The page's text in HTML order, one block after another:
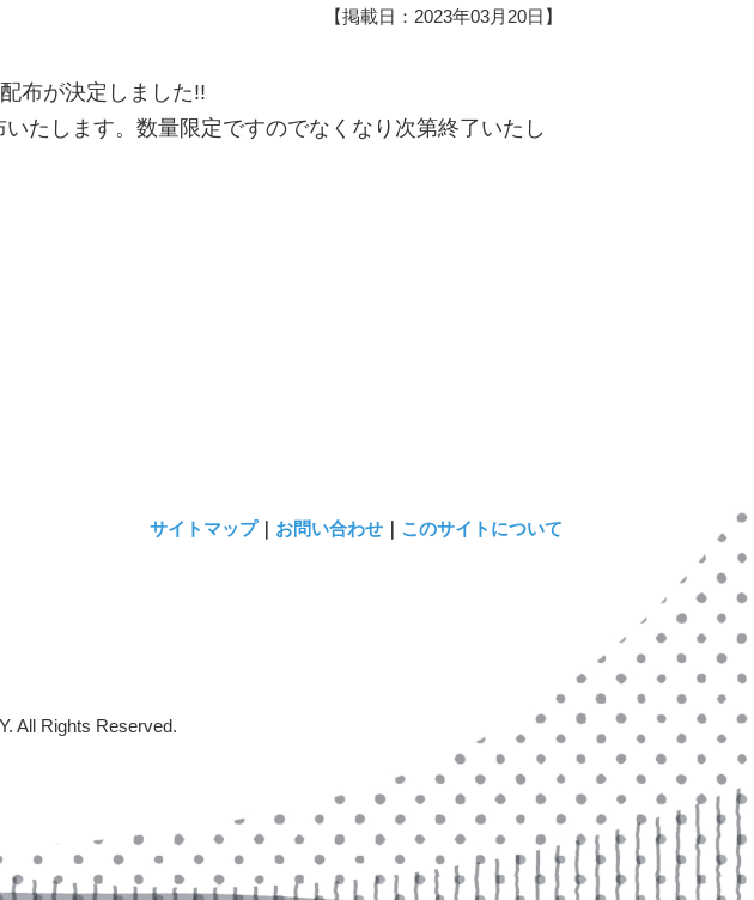
【掲載日：2023年03月20日】
布が決定しました!!
たします。数量限定ですのでなくなり次第終了いたし
サイトマップ｜ お問い合わせ ｜ このサイトについて
All Rights Reserved.